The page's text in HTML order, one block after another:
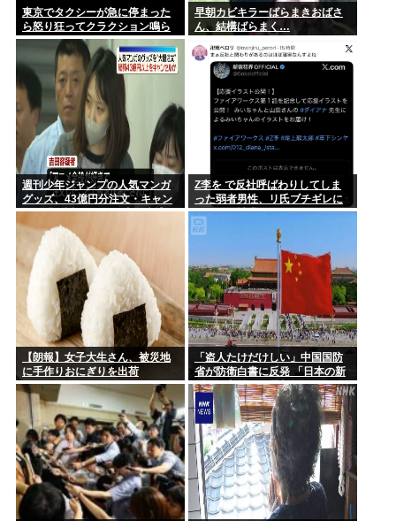
東京でタクシーが急に停まった
ら怒り狂ってクラクション鳴ら
してるやつ、だいたい田舎ナン
バーwww
早朝カビキラーばらまきおばさ
ん、結構ばらまく…
週刊少年ジャンプの人気マンガ
グッズ、43億円分注文・キャン
セル繰り返したか 32歳女逮捕
「注文したことで欲求が満たさ
れた」
Z李を で反社呼ばわりしてしま
った弱者男性、リ氏ブチギレに
より開示請求へ
【朗報】女子大生さん、被災地
に手作りおにぎりを出荷
「盗人たけだけしい」中国国防
省が防衛白書に反発 「日本の新
型軍国主義」と批判